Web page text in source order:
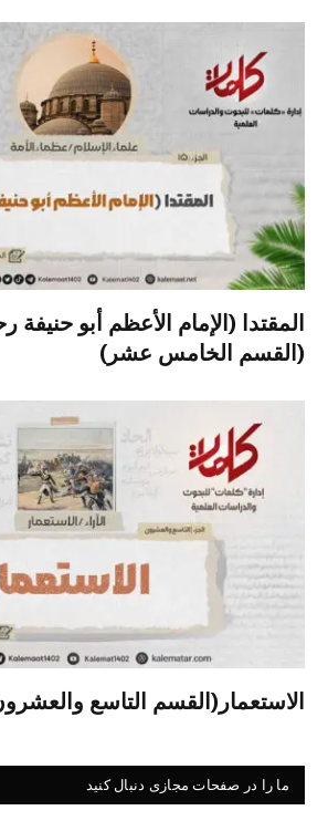
المقتدا (الإمام الأعظم أبو حنيفة
(القسم الخامس عشر)
الاستعمار(القسم التاسع
ما را در صفحات مجازی دنبال کنید